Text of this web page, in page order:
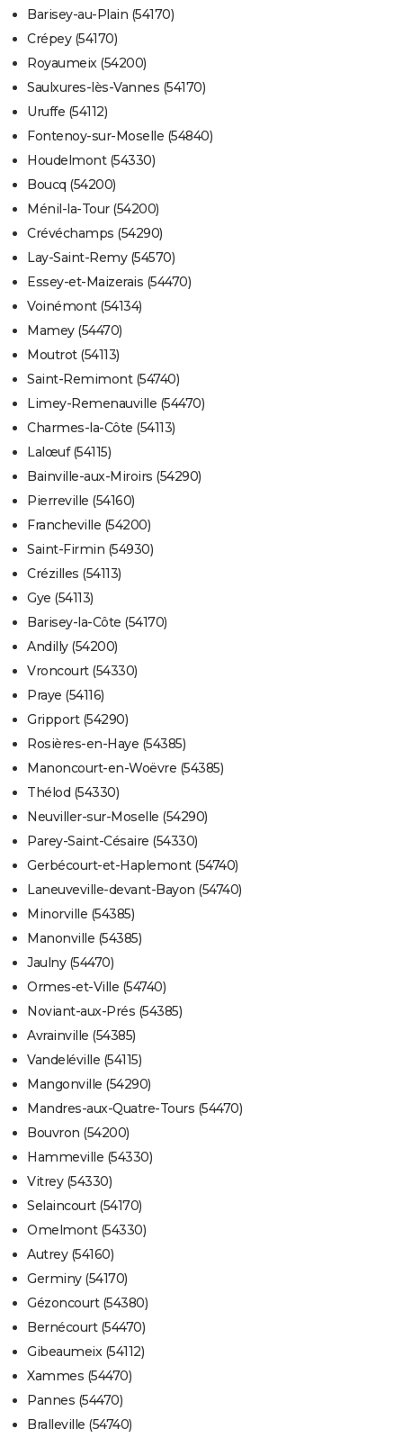
Barisey-au-Plain (54170)
Crépey (54170)
Royaumeix (54200)
Saulxures-lès-Vannes (54170)
Uruffe (54112)
Fontenoy-sur-Moselle (54840)
Houdelmont (54330)
Boucq (54200)
Ménil-la-Tour (54200)
Crévéchamps (54290)
Lay-Saint-Remy (54570)
Essey-et-Maizerais (54470)
Voinémont (54134)
Mamey (54470)
Moutrot (54113)
Saint-Remimont (54740)
Limey-Remenauville (54470)
Charmes-la-Côte (54113)
Lalœuf (54115)
Bainville-aux-Miroirs (54290)
Pierreville (54160)
Francheville (54200)
Saint-Firmin (54930)
Crézilles (54113)
Gye (54113)
Barisey-la-Côte (54170)
Andilly (54200)
Vroncourt (54330)
Praye (54116)
Gripport (54290)
Rosières-en-Haye (54385)
Manoncourt-en-Woëvre (54385)
Thélod (54330)
Neuviller-sur-Moselle (54290)
Parey-Saint-Césaire (54330)
Gerbécourt-et-Haplemont (54740)
Laneuveville-devant-Bayon (54740)
Minorville (54385)
Manonville (54385)
Jaulny (54470)
Ormes-et-Ville (54740)
Noviant-aux-Prés (54385)
Avrainville (54385)
Vandeléville (54115)
Mangonville (54290)
Mandres-aux-Quatre-Tours (54470)
Bouvron (54200)
Hammeville (54330)
Vitrey (54330)
Selaincourt (54170)
Omelmont (54330)
Autrey (54160)
Germiny (54170)
Gézoncourt (54380)
Bernécourt (54470)
Gibeaumeix (54112)
Xammes (54470)
Pannes (54470)
Bralleville (54740)